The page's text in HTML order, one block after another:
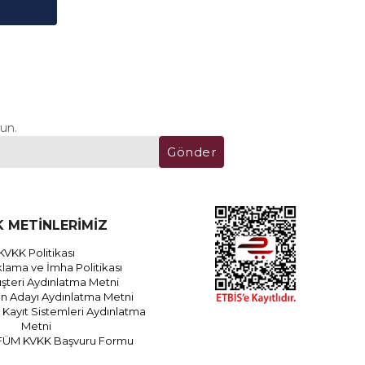
Gönder
METİNLERİMİZ
Politikası
ve İmha Politikası
Aydınlatma Metni
Adayı Aydınlatma Metni
Sistemleri Aydınlatma
Metni
KVKK Başvuru Formu